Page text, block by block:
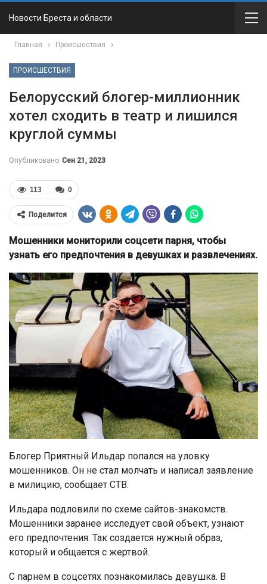
Новости Бреста и области
Главная Происшествия
ПРОИСШЕСТВИЯ
Белорусский блогер-миллионник
хотел сходить в театр и лишился
круглой суммы
Опубликовано Сен 21, 2023
0
113
Поделится
Мошенники мониторили соцсети парня, чтобы
узнать его предпочтения в девушках и развлечениях.
Блогер Приятный Ильдар попался на уловку
мошенников. Он не стал молчать и написал заявление
в милицию, сообщает СТВ.
Ильдара подловили по схеме сайтов-знакомств.
Мошенники заранее исследует свой объект, узнают
его предпочтения. Так создается нужный образ,
который и общается с жертвой.
С парнем в соцсетях познакомилась девушка. В